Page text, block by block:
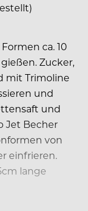
ca. 10
Zucker,
mit Trimoline
und
und
Jet Becher
von
einfrieren.
lange